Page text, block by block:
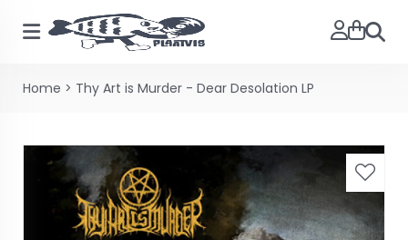
Home > Thy Art is Murder - Dear Desolation LP